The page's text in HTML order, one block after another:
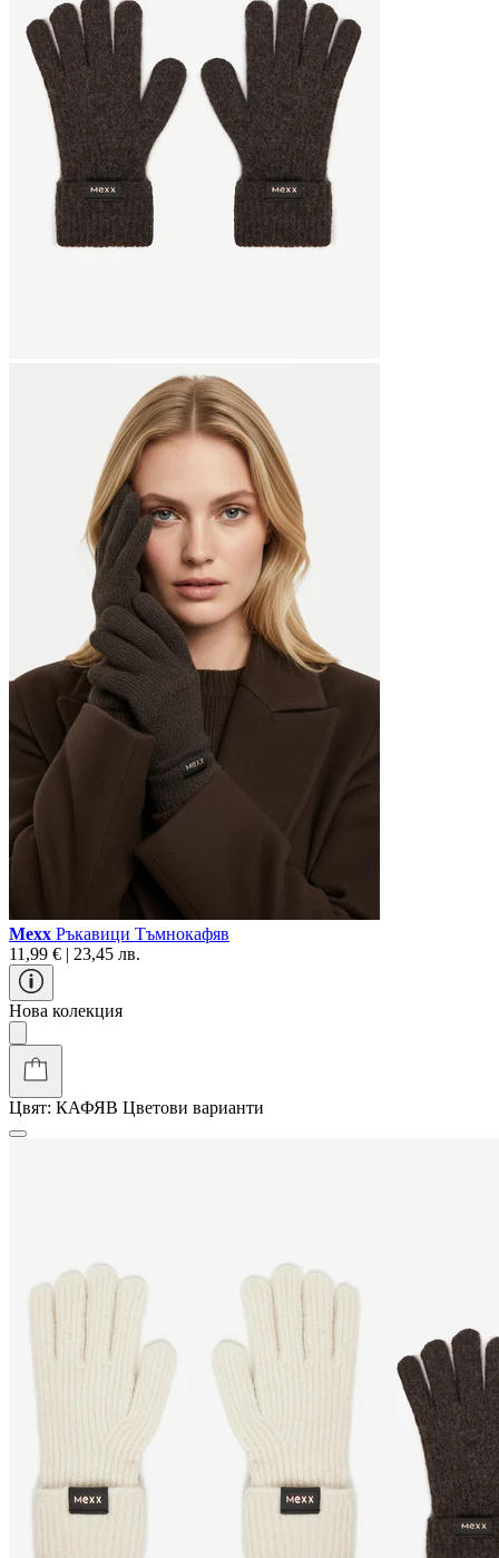
Mexx Ръкавици Тъмнокафяв
11,99 € | 23,45 лв.
Нова колекция
Цвят: КАФЯВ Цветови варианти